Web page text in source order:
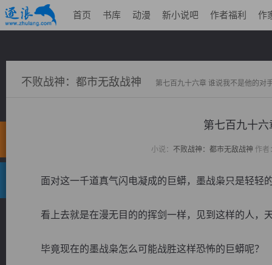
首页 书库 动漫 新小说吧 作者福利 作
不败战神：都市无敌战神 第七百九十六章 谁说我不是他的对
第七百九十
小说： 不败战神：都市无敌战神 作者
面对这一千道真气闪电凝成的巨蟒，墨战枭只是轻轻
看上去就是在漫无目的的挥剑一样，见到这样的人，
毕竟现在的墨战枭怎么可能战胜这样恐怖的巨蟒呢？